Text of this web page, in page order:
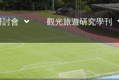
討會 觀光旅遊研究學刊